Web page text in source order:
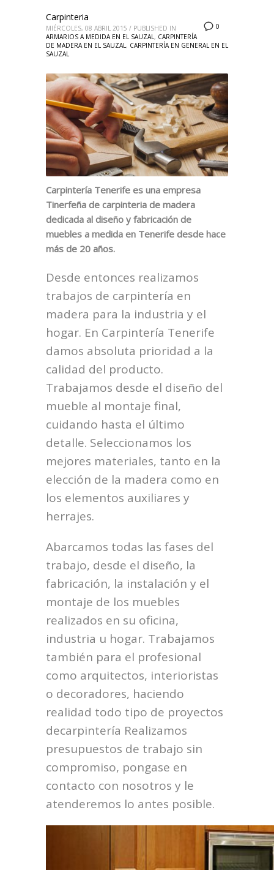
0
Carpinteria
MIÉRCOLES, 08 ABRIL 2015 / PUBLISHED IN
ARMARIOS A MEDIDA EN EL SAUZAL, CARPINTERÍA
DE MADERA EN EL SAUZAL, CARPINTERÍA EN GENERAL EN EL
SAUZAL
Carpintería Tenerife es una empresa
Tinerfeña de carpinteria de madera
dedicada al diseño y fabricación de
muebles a medida en Tenerife desde hace
más de 20 años.
Desde entonces realizamos
trabajos de carpintería en
madera para la industria y el
hogar. En Carpintería Tenerife
damos absoluta prioridad a la
calidad del producto.
Trabajamos desde el diseño del
mueble al montaje final,
cuidando hasta el último
detalle. Seleccionamos los
mejores materiales, tanto en la
elección de la madera como en
los elementos auxiliares y
herrajes.
Abarcamos todas las fases del
trabajo, desde el diseño, la
fabricación, la instalación y el
montaje de los muebles
realizados en su oficina,
industria u hogar. Trabajamos
también para el profesional
como arquitectos, interioristas
o decoradores, haciendo
realidad todo tipo de proyectos
decarpintería Realizamos
presupuestos de trabajo sin
compromiso, pongase en
contacto con nosotros y le
atenderemos lo antes posible.